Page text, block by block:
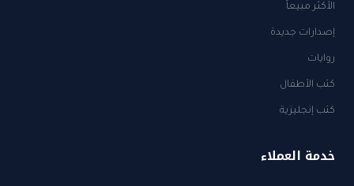
الأكثر مبيعاً
إصدارات جديدة
روايات
كتب الأطفال
كتب إنجليزية
خدمة العملاء